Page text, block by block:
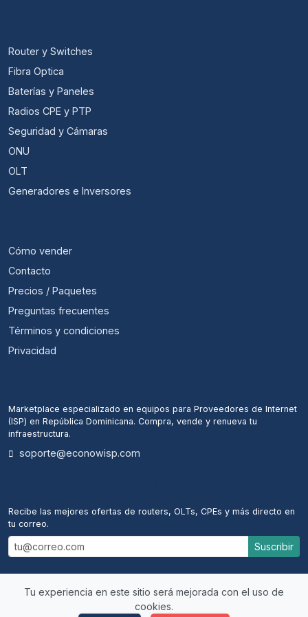
Tu experiencia en este sitio será mejorada con el uso de
cookies.
Router y Switches
Fibra Optica
Baterías y Paneles
Radios CPE y PTP
Seguridad y Cámaras
ONU
OLT
Generadores e Inversores
Cómo vender
Contacto
Precios / Paquetes
Preguntas frecuentes
Términos y condiciones
Privacidad
Marketplace especializado en equipos para Proveedores de Internet
(ISP) en República Dominicana. Compra, vende y renueva tu
infraestructura.
soporte@econowisp.com
Recibe las mejores ofertas de routers, OLTs, CPEs y más directo en
tu correo.
Suscribir